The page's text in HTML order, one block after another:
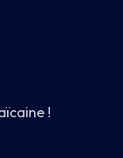
!